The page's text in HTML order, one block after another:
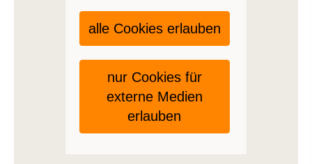
alle Cookies erlauben
nur Cookies für
externe Medien
erlauben